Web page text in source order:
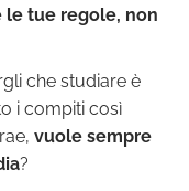
le tue regole, non
che studiare è
i compiti così
vuole sempre
?